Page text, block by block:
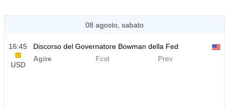
08 agosto, sabato
16:45
USD
Discorso del Governatore Bowman della Fed
Agire
Fcst Prev